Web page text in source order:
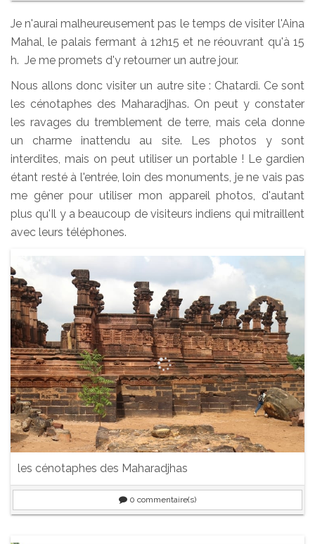
Je n'aurai malheureusement pas le temps de visiter l'Aina
Mahal, le palais fermant à 12h15 et ne réouvrant qu'à 15
h. Je me promets d'y retourner un autre jour.
Nous allons donc visiter un autre site : Chatardi. Ce sont
les cénotaphes des Maharadjhas. On peut y constater
les ravages du tremblement de terre, mais cela donne
un charme inattendu au site. Les photos y sont
interdites, mais on peut utiliser un portable ! Le gardien
étant resté à l'entrée, loin des monuments, je ne vais pas
me gêner pour utiliser mon appareil photos, d'autant
plus qu'Il y a beaucoup de visiteurs indiens qui mitraillent
avec leurs téléphones.
les cénotaphes des Maharadjhas
0 commentaire(s)